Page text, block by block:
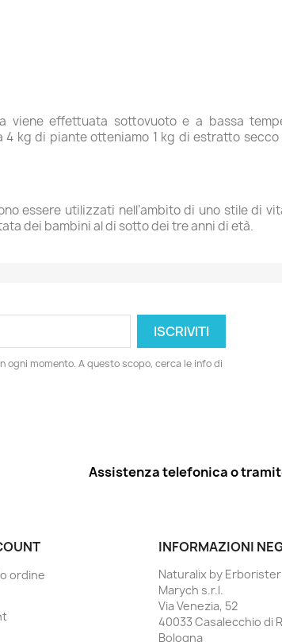
viene effettuata sottovuoto e a bassa
kg di piante otteniamo 1 kg di estratto secco
essere utilizzati nell’ambito di uno stile di
dei bambini al di sotto dei tre anni di età.
ogni momento. A questo scopo, cerca le info di
Assistenza telefonica o
ordine
INFORMAZIONI
Naturalix by
Marych s.r.l.
Via Venezia, 52
40033 Casalecchio di
Bologna